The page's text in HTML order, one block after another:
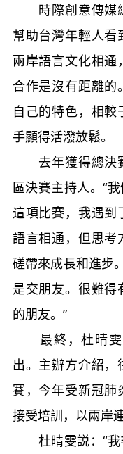
時際創意傳媒
幫助台灣年輕人看
兩岸語言文化相通
合作是沒有距離的
自己的特色，相
手顯得活潑放鬆。
去年獲得總決
區決賽主持人。“
這項比賽，我遇到
語言相通，但思考
磋帶來成長和進步
是交朋友。很難得
的朋友。”
最終，杜晴雯
出。主辦方介紹，
賽，今年受新冠肺
接受培訓，以兩岸
杜晴雯説：“我